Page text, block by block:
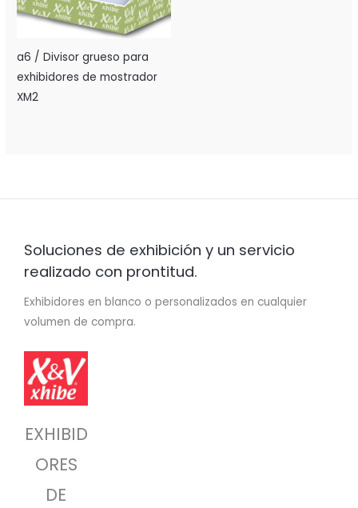
a6 / Divisor grueso para
exhibidores de mostrador
XM2
Soluciones de exhibición y un servicio
realizado con prontitud.
Exhibidores en blanco o personalizados en cualquier
volumen de compra.
EXHIBID
ORES
DE